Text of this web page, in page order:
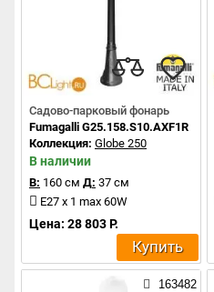
Садово-парковый фонарь
Fumagalli G25.158.S10.AXF1R
Коллекция: Globe 250
В наличии
В: 160 см Д: 37 см
E27 x 1 max 60W
Цена: 28 803 Р.
Купить
163482